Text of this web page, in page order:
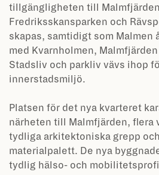
tillgängligheten till
Fredriksskansparken och
skapas, samtidigt som Malmen
med Kvarnholmen,
Stadsliv och parkliv vävs ihop
innerstadsmiljö.
Platsen för det nya kvarteret
närheten till Malmfjärden, flera
tydliga arkitektoniska grepp
materialpalett. De nya
tydlig hälso- och